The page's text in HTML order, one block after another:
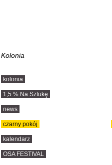
Kolonia
kolonia
1,5 % Na Sztukę
news
czarny pokój
kalendarz
OSA FESTIVAL